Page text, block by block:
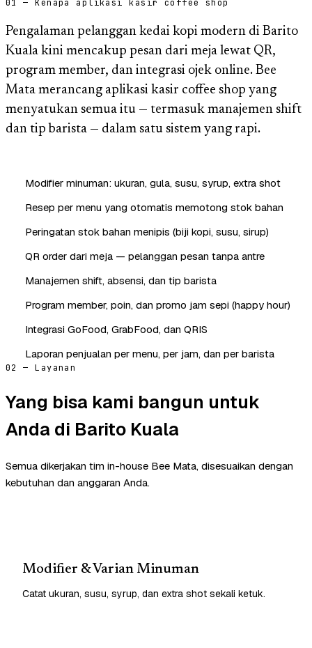
01 — Kenapa aplikasi kasir coffee shop
Pengalaman pelanggan kedai kopi modern di Barito
Kuala kini mencakup pesan dari meja lewat QR,
program member, dan integrasi ojek online. Bee
Mata merancang aplikasi kasir coffee shop yang
menyatukan semua itu — termasuk manajemen shift
dan tip barista — dalam satu sistem yang rapi.
Modifier minuman: ukuran, gula, susu, syrup, extra shot
Resep per menu yang otomatis memotong stok bahan
Peringatan stok bahan menipis (biji kopi, susu, sirup)
QR order dari meja — pelanggan pesan tanpa antre
Manajemen shift, absensi, dan tip barista
Program member, poin, dan promo jam sepi (happy hour)
Integrasi GoFood, GrabFood, dan QRIS
Laporan penjualan per menu, per jam, dan per barista
02 — Layanan
Yang bisa kami bangun untuk
Anda di Barito Kuala
Semua dikerjakan tim in-house Bee Mata, disesuaikan dengan
kebutuhan dan anggaran Anda.
Modifier & Varian Minuman
Catat ukuran, susu, syrup, dan extra shot sekali ketuk.